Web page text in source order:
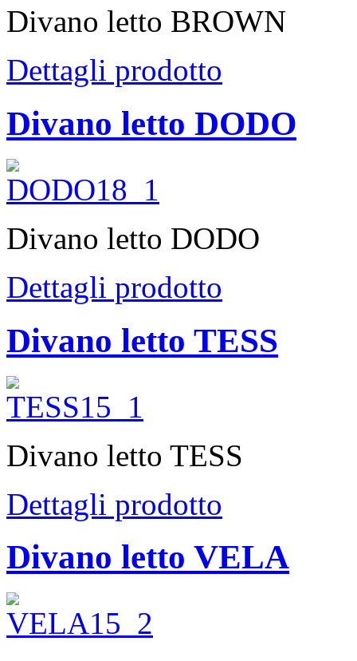
Divano letto BROWN
Dettagli prodotto
Divano letto DODO
Divano letto DODO
Dettagli prodotto
Divano letto TESS
Divano letto TESS
Dettagli prodotto
Divano letto VELA